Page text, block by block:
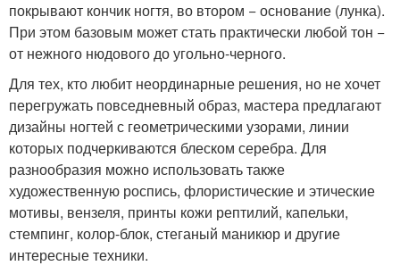
покрывают кончик ногтя, во втором − основание (лунка).
При этом базовым может стать практически любой тон −
от нежного нюдового до угольно-черного.
Для тех, кто любит неординарные решения, но не хочет
перегружать повседневный образ, мастера предлагают
дизайны ногтей с геометрическими узорами, линии
которых подчеркиваются блеском серебра. Для
разнообразия можно использовать также
художественную роспись, флористические и этические
мотивы, вензеля, принты кожи рептилий, капельки,
стемпинг, колор-блок, стеганый маникюр и другие
интересные техники.